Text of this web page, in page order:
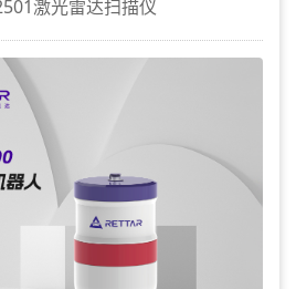
激光雷达扫描仪